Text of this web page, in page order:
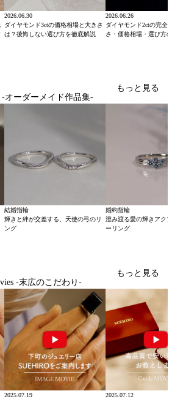
2026.06.30
ダイヤモンド3ctの価格相場と大きさ
は？後悔しない選び方を徹底解説
2026.06.26
ダイヤモンド2ctの完全
さ・価格相場・選び方
-オーダーメイド作品集-
もっと見る
結婚指輪
輝きと絆が交差する、天使の弓のリ
ング
婚約指輪
澄み渡る愛の輝きアク
ーリング
-末広のこだわり-
もっと見る
2025.07.19
2025.07.12